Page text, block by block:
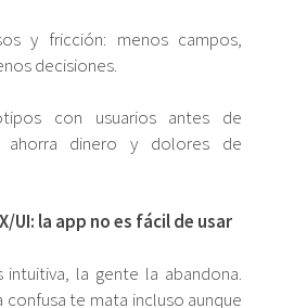
y fricción: menos campos,
decisiones.
con usuarios antes de
ahorra dinero y dolores de
UI: la app no es fácil de usar
la gente la abandona.
confusa te mata incluso aunque